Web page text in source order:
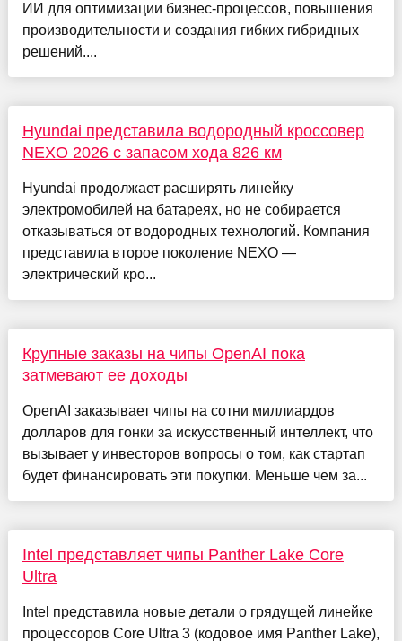
ИИ для оптимизации бизнес-процессов, повышения
производительности и создания гибких гибридных
решений....
Hyundai представила водородный кроссовер
NEXO 2026 с запасом хода 826 км
Hyundai продолжает расширять линейку
электромобилей на батареях, но не собирается
отказываться от водородных технологий. Компания
представила второе поколение NEXO —
электрический кро...
Крупные заказы на чипы OpenAI пока
затмевают ее доходы
OpenAI заказывает чипы на сотни миллиардов
долларов для гонки за искусственный интеллект, что
вызывает у инвесторов вопросы о том, как стартап
будет финансировать эти покупки. Меньше чем за...
Intel представляет чипы Panther Lake Core
Ultra
Intel представила новые детали о грядущей линейке
процессоров Core Ultra 3 (кодовое имя Panther Lake),